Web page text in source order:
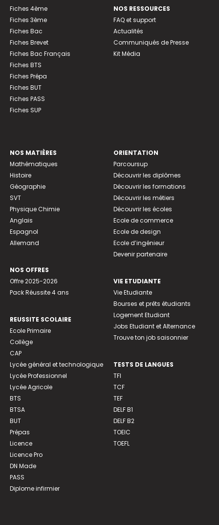
Fiches 4ème
Fiches 3ème
Fiches Bac
Fiches Brevet
Fiches Bac Français
Fiches BTS
Fiches Prépa
Fiches BUT
Fiches PASS
Fiches SUP
NOS RESSOURCES
FAQ et support
Actualités
Communiqués de Presse
Kit Média
NOS MATIÈRES
Mathématiques
Histoire
Géographie
SVT
Physique Chimie
Anglais
Espagnol
Allemand
NOS OFFRES
Offre 2025-2026
Pack Réussite 4 ans
REUSSITE SCOLAIRE
Ecole Primaire
Collège
CAP
Lycée général et technologique
Lycée Professionnel
Lycée Agricole
BTS
BTSA
BUT
Prépas
Licence
Licence Pro
DN Made
PASS
Diplome infirmier
ORIENTATION
Parcoursup
Découvrir les diplômes
Découvrir les formations
Découvrir les métiers
Découvrir les écoles
Ecole de commerce
Ecole de design
Ecole d’ingénieur
Devenir partenaire
VIE ETUDIANTE
Vie Etudiante
Bourses et prêts étudiants
Logement Etudiant
Jobs Etudiant et Alternance
Trouve ton job saisonnier
TESTS DE LANGUES
TFI
TCF
TEF
DELF B1
DELF B2
TOEIC
TOEFL